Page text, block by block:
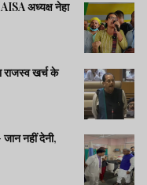
अध्यक्ष नेहा
खर्च के
नहीं देनी,